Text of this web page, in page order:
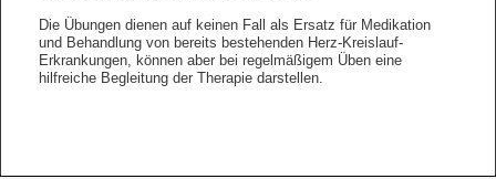
Die Übungen dienen auf keinen Fall als Ersatz für Medikation
und Behandlung von bereits bestehenden Herz-Kreislauf-
Erkrankungen, können aber bei regelmäßigem Üben eine
hilfreiche Begleitung der Therapie darstellen.